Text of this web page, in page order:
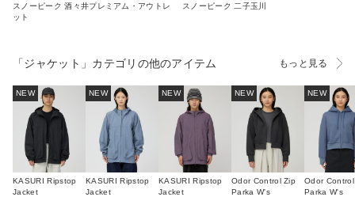
スノーピーク 酒々井プレミアム・アウトレ
ット
スノーピーク 二子玉川
「ジャケット」カテゴリの他のアイテム もっと見る
NEW
KASURI Ripstop
Jacket
NEW
KASURI Ripstop
Jacket
NEW
KASURI Ripstop
Jacket
NEW
Odor Control Zip
Parka W's
NEW
Odor
Parka W's